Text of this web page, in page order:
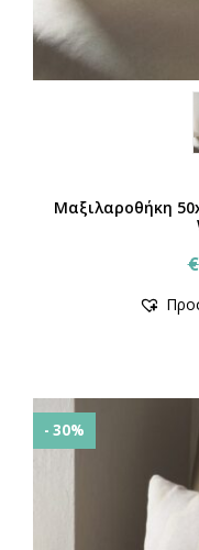
Μαξιλαροθήκη
€
- 30%